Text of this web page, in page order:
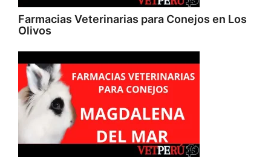
Farmacias Veterinarias para Conejos en Los
Olivos